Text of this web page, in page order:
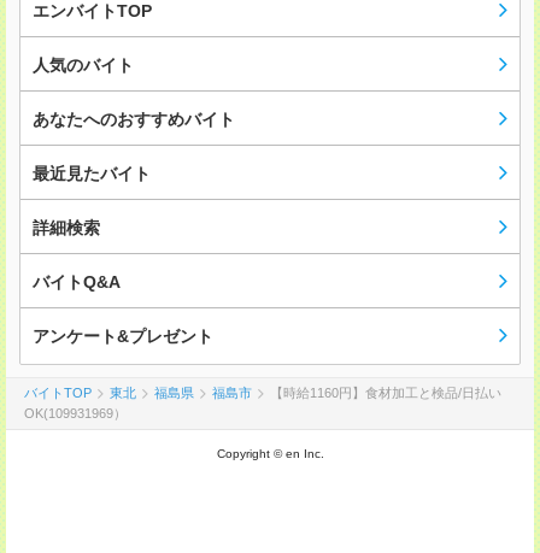
エンバイトTOP
人気のバイト
あなたへのおすすめバイト
最近見たバイト
詳細検索
バイトQ&A
アンケート&プレゼント
バイトTOP 東北 福島県 福島市
【時給1160円】食材加工と検品/日払い
OK(109931969）
Copyright © en Inc.